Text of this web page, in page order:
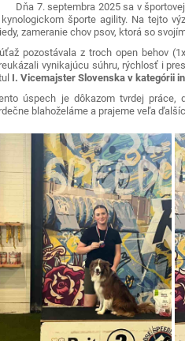
7. septembra 2025 sa v športovej
športe agility. Na tejto
zameranie chov psov, ktorá so
pozostávala z troch open behov
vynikajúcu súhru, rýchlosť i
I. Vicemajster Slovenska v kategórii
úspech je dôkazom tvrdej práce,
blahoželáme a prajeme veľa